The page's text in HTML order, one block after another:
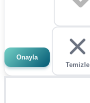
Onayla
Temizle